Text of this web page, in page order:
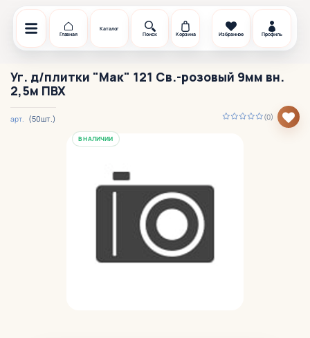
Главная
Каталог
Поиск
Корзина Избранное Профиль
Уг. д/плитки "Мак" 121 Св.-розовый 9мм вн.
2,5м ПВХ
(0)
арт. (50шт.)
В НАЛИЧИИ